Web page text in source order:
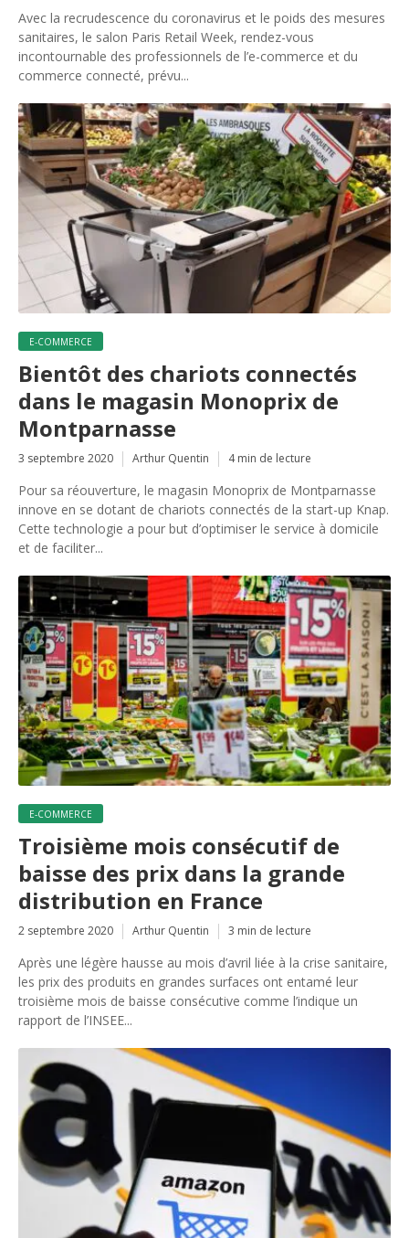
Avec la recrudescence du coronavirus et le poids des mesures
sanitaires, le salon Paris Retail Week, rendez-vous
incontournable des professionnels de l’e-commerce et du
commerce connecté, prévu...
E-COMMERCE
Bientôt des chariots connectés
dans le magasin Monoprix de
Montparnasse
3 septembre 2020 Arthur Quentin 4 min de lecture
Pour sa réouverture, le magasin Monoprix de Montparnasse
innove en se dotant de chariots connectés de la start-up Knap.
Cette technologie a pour but d’optimiser le service à domicile
et de faciliter...
E-COMMERCE
Troisième mois consécutif de
baisse des prix dans la grande
distribution en France
2 septembre 2020 Arthur Quentin 3 min de lecture
Après une légère hausse au mois d’avril liée à la crise sanitaire,
les prix des produits en grandes surfaces ont entamé leur
troisième mois de baisse consécutive comme l’indique un
rapport de l’INSEE...